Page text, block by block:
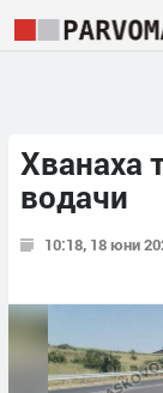
Хванаха
водачи
10:18, 18 юни